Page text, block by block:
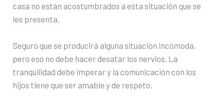
casa no están acostumbrados a esta situación que se
les presenta.
Seguro que se producirá alguna situación incómoda,
pero eso no debe hacer desatar los nervios. La
tranquilidad debe imperar y la comunicación con los
hijos tiene que ser amable y de respeto.